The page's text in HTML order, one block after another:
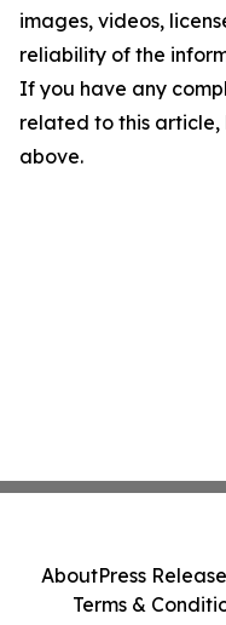
images, videos,
reliability of the
If you have any
related to this
above.
AboutPress
Terms &